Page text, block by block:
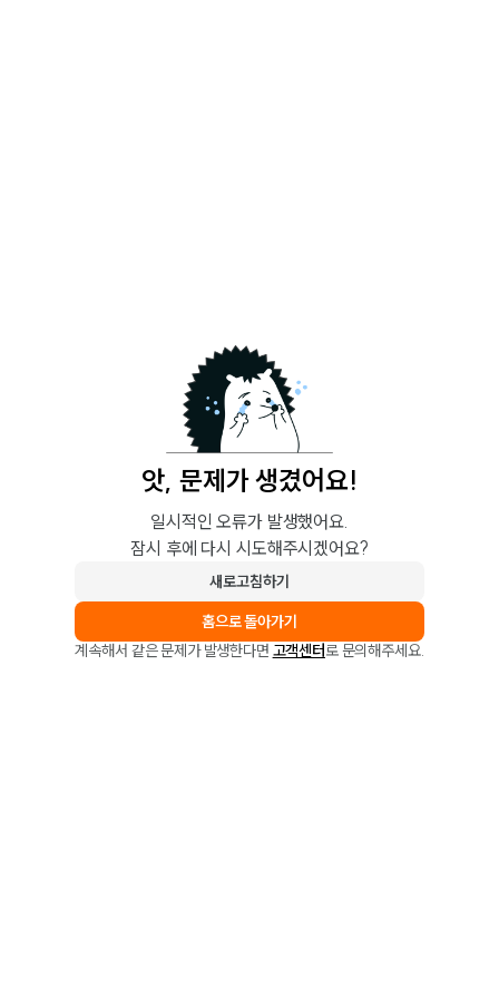
앗, 문제가 생겼어요!
일시적인 오류가 발생했어요.
잠시 후에 다시 시도해주시겠어요?
새로고침하기
홈으로 돌아가기
계속해서 같은 문제가 발생한다면 고객센터로 문의해주세요.